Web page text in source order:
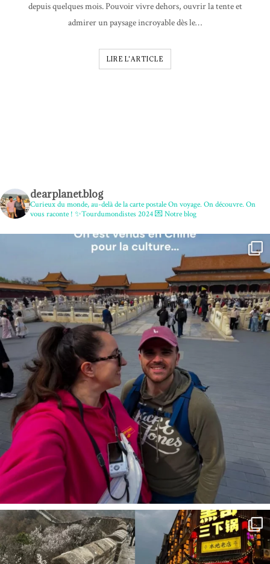
depuis quelques mois. Pouvoir vivre dehors, ouvrir la tente et
admirer un paysage incroyable dès le…
LIRE L'ARTICLE
dearplanet.blog
Curieux du monde, au-delà de la carte postaleOn voyage. On découvre. On
vous raconte ! ✨Tourdumondistes 2024💌 Notre blog